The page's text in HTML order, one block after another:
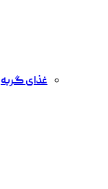
غذای گربه